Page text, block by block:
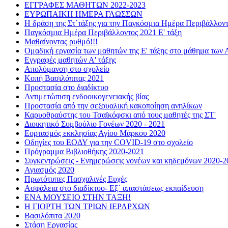
ΕΓΓΡΑΦΕΣ ΜΑΘΗΤΩΝ 2022-2023
ΕΥΡΩΠΑΙΚΗ ΗΜΕΡΑ ΓΛΩΣΣΩΝ
Η δράση της Στ΄τάξης για την Παγκόσμια Ημέρα
Παγκόσμια Ημέρα Περιβάλλοντος 2021 Ε' τάξη
Μαθαίνοντας ρυθμό!!!
Ομαδική εργασία των μαθητών της Ε' τάξης στο μάθημα των
Εγγραφές μαθητών Α' τάξης
Απολύμανση στο σχολείο
Κοπή Βασιλόπιτας 2021
Προστασία στο διαδίκτυο
Αντιμετώπιση ενδοοικογενειακής βίας
Προστασία από την σεξουαλική κακοποίηση ανηλίκων
Καρυοθραύστης του Τσαϊκόφσκι από τους μαθητές της ΣΤ'
Διοικητικό Συμβούλιο Γονέων 2020 - 2021
Εορτασμός εκκλησίας Αγίου Μάρκου 2020
Οδηγίες του ΕΟΔΥ για την COVID-19 στο σχολείο
Πρόγραμμα Βιβλιοθήκης 2020-2021
Συγκεντρώσεις - Ενημερώσεις γονέων και κηδεμόνων 2020-
Αγιασμός 2020
Πρωτότυπες Πασχαλινές Ευχές
Ασφάλεια στο διαδίκτυο- Εξ΄ απαστάσεως εκπαίδευση
ΕΝΑ ΜΟΥΣΕΙΟ ΣΤΗΝ ΤΑΞΗ!
Η ΓΙΟΡΤΗ ΤΩΝ ΤΡΙΩΝ ΙΕΡΑΡΧΩΝ
Βασιλόπιτα 2020
Στάση Εργασίας